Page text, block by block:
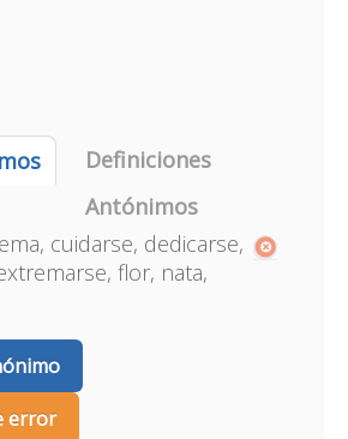
Definiciones
Antónimos
cuidarse, dedicarse,
flor, nata,
error